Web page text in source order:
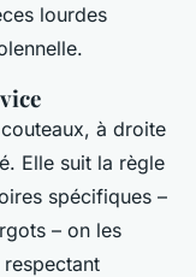
lourdes
à droite
Elle suit la règle
spécifiques –
– on les